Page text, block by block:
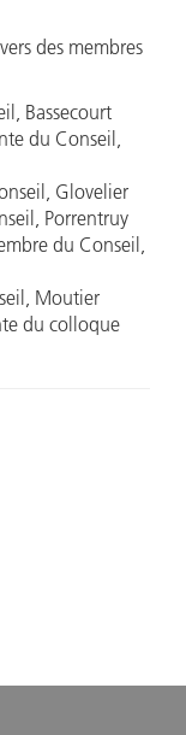
des membres
Bassecourt
du Conseil,
Glovelier
Porrentruy
du Conseil,
Moutier
du colloque